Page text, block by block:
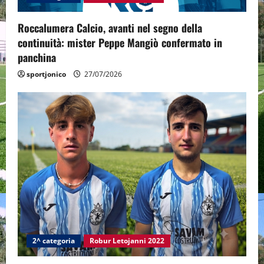
Roccalumera Calcio, avanti nel segno della
continuità: mister Peppe Mangiò confermato in
panchina
sportjonico 27/07/2026
2^ categoria Robur Letojanni 2022